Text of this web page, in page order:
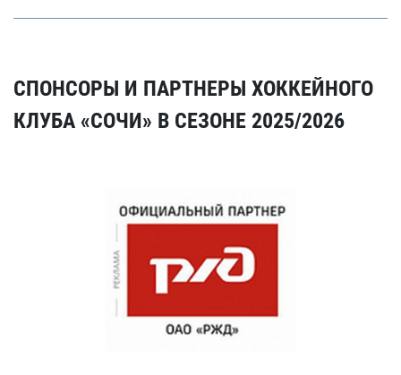
СПОНСОРЫ И ПАРТНЕРЫ ХОККЕЙНОГО
КЛУБА «СОЧИ» В СЕЗОНЕ 2025/2026